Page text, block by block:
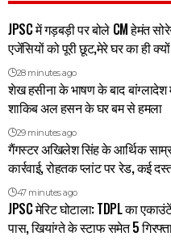
JPSC में गड़बड़ी पर बोले CM हेमंत
एजेंसियों को पूरी छूट,मेरे घर का ही
28 minutes ago
शेख हसीना के भाषण के बाद बांग्लादेश
शाकिब अल हसन के घर बम से हमला
29 minutes ago
गैंगस्टर अखिलेश सिंह के आर्थिक
कार्रवाई, रोहतक प्लांट पर रेड, कई
47 minutes ago
JPSC मेरिट घोटाला: TDPL का
पास, खियांग्ते के स्टाफ समेत 5